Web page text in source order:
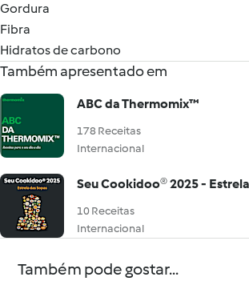
Gordura
Fibra
Hidratos de carbono
Também apresentado em
ABC da Thermomix™
178 Receitas
Internacional
Seu Cookidoo® 2025 -
10 Receitas
Internacional
Também pode gostar...